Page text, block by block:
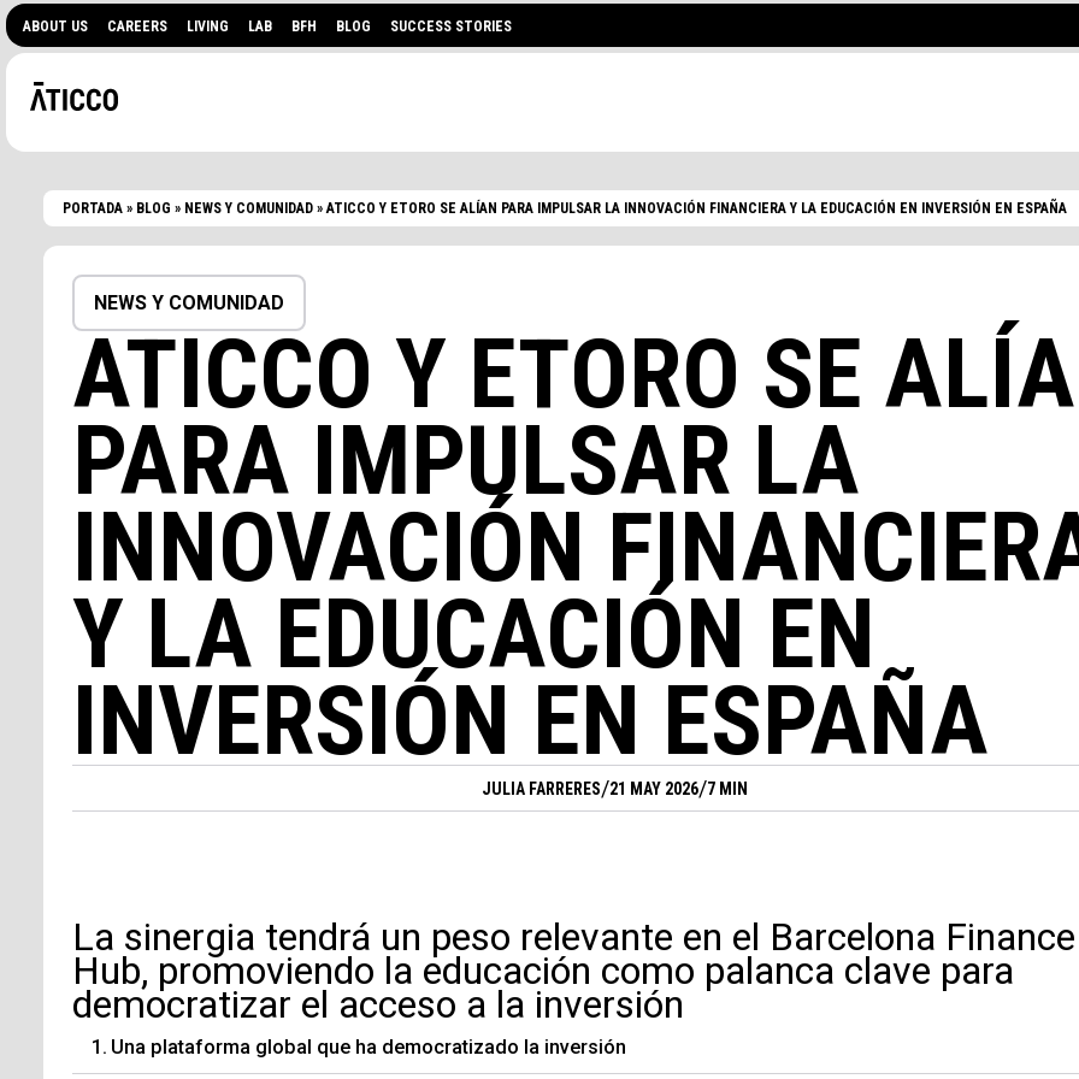
ABOUT US CAREERS LIVING LAB BFH BLOG SUCCESS STORIES
PORTADA » BLOG » NEWS Y COMUNIDAD »ATICCO Y ETORO SE ALÍAN PARA IMPULSAR LA INNOVACIÓN FINANCIERA Y LA EDUCACIÓN EN INVERSIÓN EN ESPAÑA
NEWS Y COMUNIDAD
ATICCO Y ETORO SE
PARA IMPULSAR LA
INNOVACIÓN
Y LA EDUCACIÓN EN
INVERSIÓN EN ESPAÑA
JULIA FARRERES/21 MAY 2026/7 MIN
La sinergia tendrá un peso relevante en el Barcelona Finance
Hub, promoviendo la educación como palanca clave para
democratizar el acceso a la inversión
Una plataforma global que ha democratizado la inversión
¿BUSCAS UN ESPACIO DE COWORKING O UNA OFICINA
EVENTOS?